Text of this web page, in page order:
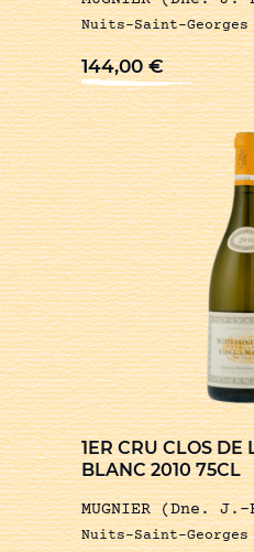
Nuits-Saint-
144,00€
1ER CRU CLOS DE
BLANC 2010 75CL
MUGNIER (Dne.
Nuits-Saint-